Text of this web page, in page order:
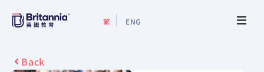
繁 ENG
Back